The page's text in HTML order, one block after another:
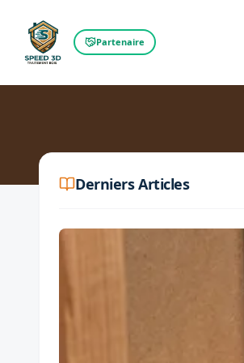
Partenaire
Retour au blog
Derniers Articles